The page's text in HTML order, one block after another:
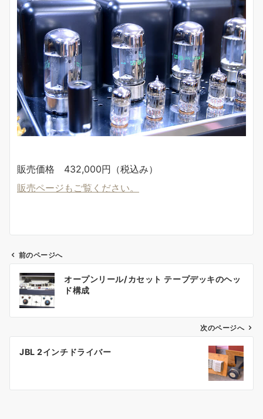
販売価格 432,000円（税込み）
販売ページもご覧ください。
ン
前のページへ
オープンリール/カセット テープデッキのヘッ
ド構成
次のページへ
JBL 2インチドライバー